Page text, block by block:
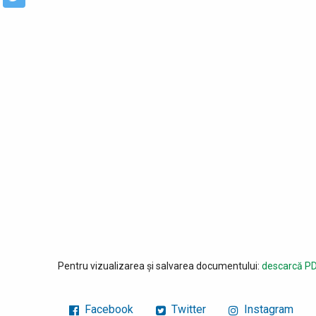
Pentru vizualizarea și salvarea documentului: descarcă
Facebook Twitter Instagram